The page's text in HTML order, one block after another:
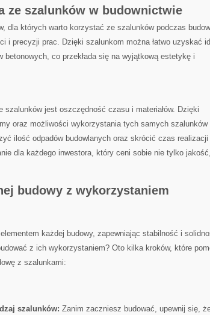
ze ⁢szalunków w budownictwie
dla których warto korzystać ⁢ze szalunków podczas
i precyzji prac. Dzięki szalunkom można ​łatwo uzyskać
betonowych, co przekłada się na wyjątkową estetykę i
szalunków ​jest oszczędność czasu i materiałów. Dzięki
oraz możliwości ​wykorzystania tych samych szalunków
ilość odpadów budowlanych oraz skrócić czas realizacji
dla każdego inwestora, który ceni sobie nie‍ tylko
budowy z⁤ wykorzystaniem
każdej budowy, zapewniając stabilność i
z ‌ich wykorzystaniem? Oto ‌kilka kroków, które
z szalunkami:
szalunków: Zanim zaczniesz budować, upewnij się,